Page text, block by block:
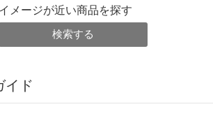
イメージが近い商品を探す
検索する
イド